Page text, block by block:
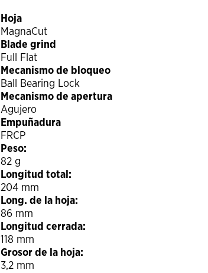
Hoja
MagnaCut
Blade grind
Full Flat
Mecanismo de bloqueo
Ball Bearing Lock
Mecanismo de apertura
Agujero
Empuñadura
FRCP
Peso:
82 g
Longitud total:
204 mm
Long. de la hoja:
86 mm
Longitud cerrada:
118 mm
Grosor de la hoja:
3,2 mm